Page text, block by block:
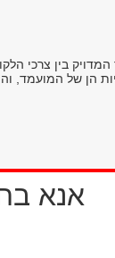
בין צרכי
אנא